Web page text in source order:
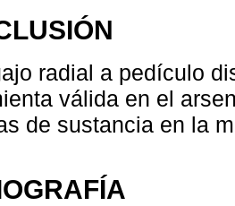
radial a pedículo
válida en el
de sustancia en la